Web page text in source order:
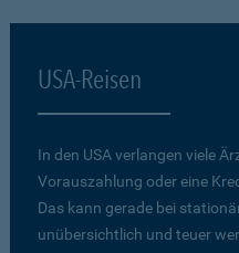
USA-Reisen
In den USA verlangen viele
Vorauszahlung oder eine
Das kann gerade bei
unübersichtlich und teuer